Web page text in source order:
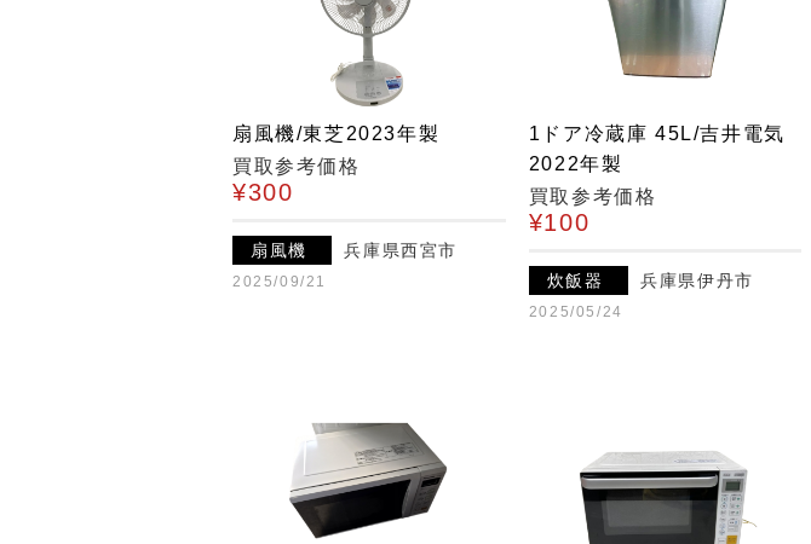
扇風機/東芝2023年製
買取参考価格
¥300
扇風機 兵庫県西宮市
2025/09/21
1ドア冷蔵庫 45L/吉井電気
2022年製
買取参考価格
¥100
炊飯器 兵庫県伊丹市
2025/05/24